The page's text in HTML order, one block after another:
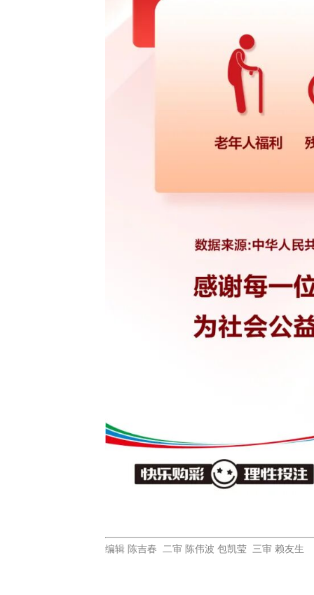
编辑 陈吉春 二审 陈伟波 包凯莹 三审 赖友生